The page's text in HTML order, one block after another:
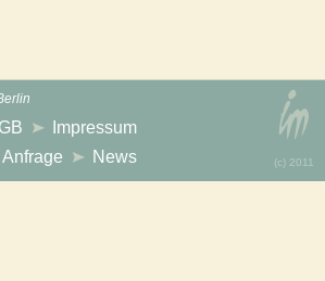
Impressum
Anfrage News (с) 2011